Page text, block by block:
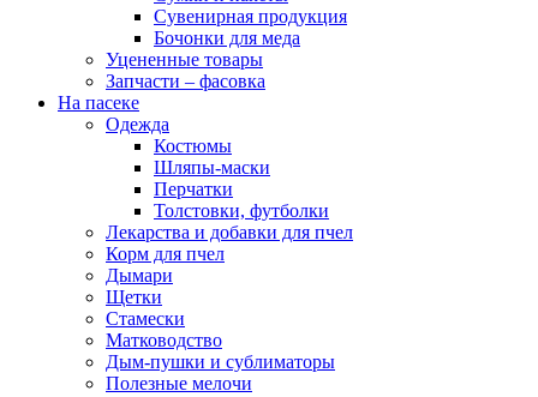
Сувенирная продукция
Бочонки для меда
Уцененные товары
Запчасти – фасовка
На пасеке
Одежда
Костюмы
Шляпы-маски
Перчатки
Толстовки, футболки
Лекарства и добавки для пчел
Корм для пчел
Дымари
Щетки
Стамески
Матководство
Дым-пушки и сублиматоры
Полезные мелочи